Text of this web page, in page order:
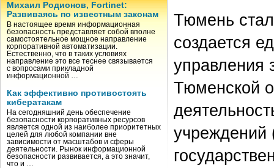
Михаил Родионов, Fortinet:
Развиваясь по известным законам
В настоящее время информационная
безопасность представляет собой вполне
самостоятельное мощное направление
корпоративной автоматизации.
Естественно, что в таких условиях
направление это все теснее связывается
с вопросами прикладной
информационной …
Как эффективно противостоять
кибератакам
На сегодняшний день обеспечение
безопасности корпоративных ресурсов
является одной из наиболее приоритетных
целей для любой компании вне
зависимости от масштабов и сферы
деятельности. Рынок информационной
безопасности развивается, а это значит,
что и …
Тюмень
создается
управления
Тюменской
учреждений